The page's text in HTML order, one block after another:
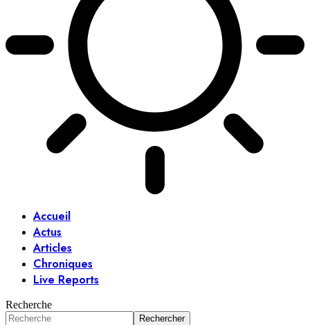
Accueil
Actus
Articles
Chroniques
Live Reports
Recherche